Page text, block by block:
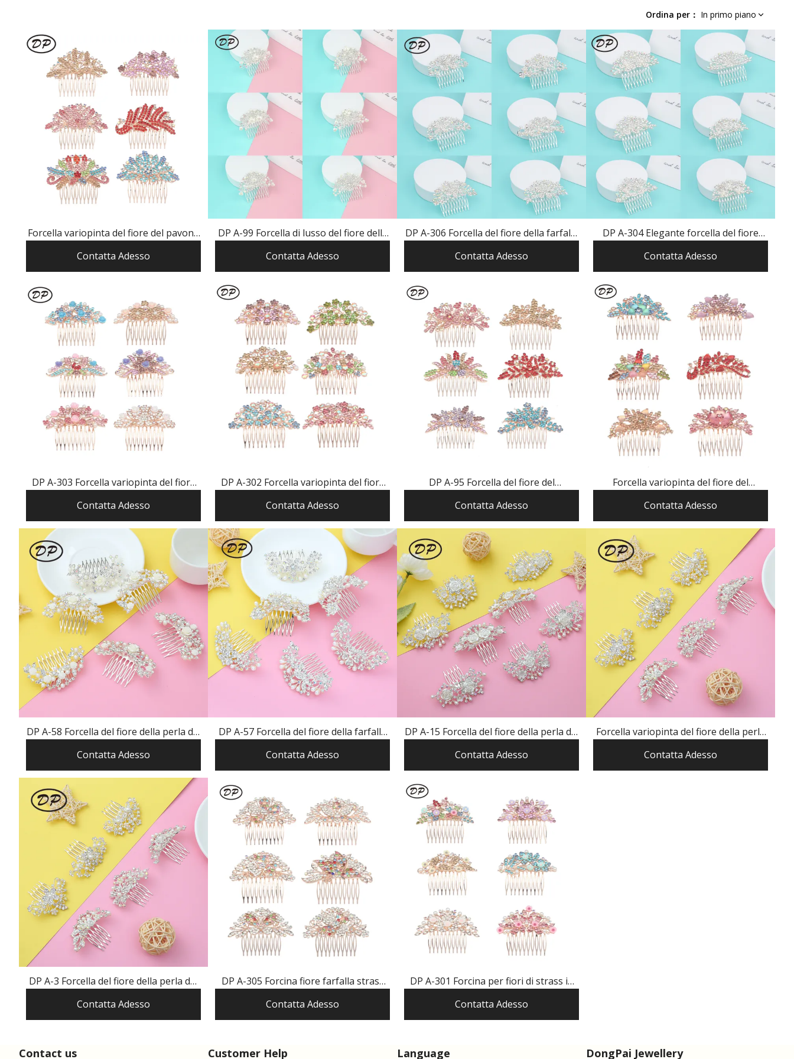
Ordina per ： In primo piano
Forcella variopinta del fiore del pavone
della lega di lusso di DP A-96
Contatta Adesso
DP A-99 Forcella di lusso del fiore della
Contatta Adesso
DP A-306 Forcella del fiore della farfalla
Contatta Adesso
DP A-304 Elegante forcella del fiore
Contatta Adesso
DP A-303 Forcella variopinta del fiore
modo
Contatta Adesso
DP A-302 Forcella variopinta del fiore
della lega elegante
Contatta Adesso
DP A-95 Forcella del fiore del
modo
Contatta Adesso
Forcella variopinta del fiore del
94
Contatta Adesso
DP A-58 Forcella del fiore della perla del
Contatta Adesso
DP A-57 Forcella del fiore della farfalla
della lega
Contatta Adesso
DP A-15 Forcella del fiore della perla del
Contatta Adesso
Forcella variopinta del fiore della perla
A-4
Contatta Adesso
DP A-3 Forcella del fiore della perla del
Contatta Adesso
DP A-305 Forcina fiore farfalla strass
Contatta Adesso
DP A-301 Forcina per fiori di strass in
Contatta Adesso
Contact us Customer Help Language DongPai Jewellery